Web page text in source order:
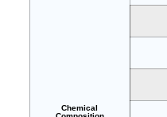
Chemical